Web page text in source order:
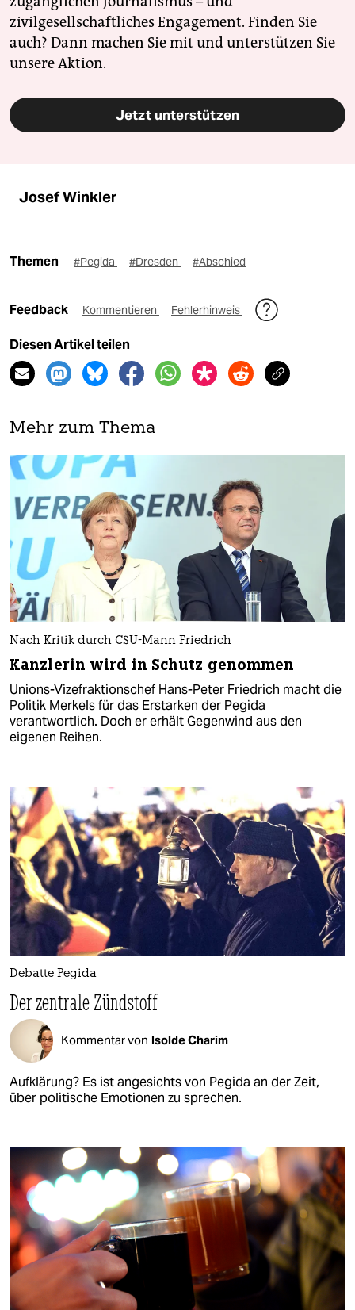
zivilgesellschaftliches Engagement. Finden Sie
auch? Dann machen Sie mit und unterstützen Sie
unsere Aktion.
Jetzt unterstützen
Josef Winkler
Themen #Pegida #Dresden #Abschied
Feedback Kommentieren Fehlerhinweis
Diesen Artikel teilen
Mehr zum Thema
Nach Kritik durch CSU-Mann Friedrich
Kanzlerin wird in Schutz genommen
Unions-Vizefraktionschef Hans-Peter Friedrich macht die
Politik Merkels für das Erstarken der Pegida
verantwortlich. Doch er erhält Gegenwind aus den
eigenen Reihen.
Debatte Pegida
Der zentrale Zündstoff
Kommentar von Isolde Charim
Aufklärung? Es ist angesichts von Pegida an der Zeit,
über politische Emotionen zu sprechen.